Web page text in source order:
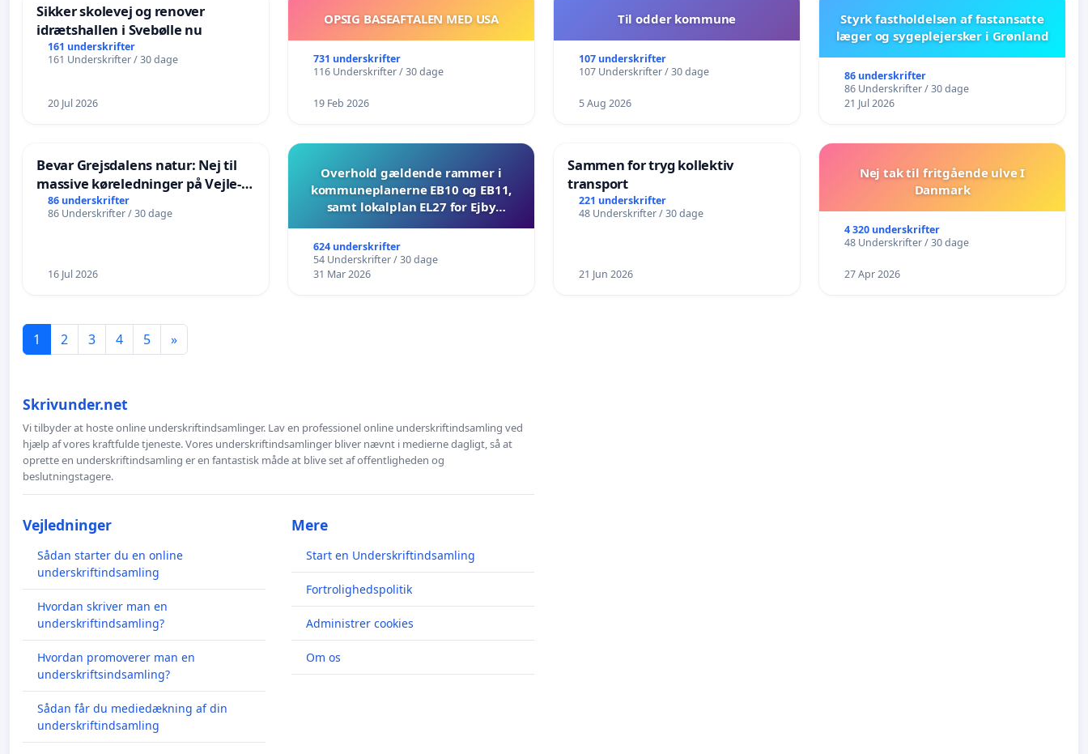
Sikker skolevej og renover
idrætshallen i Svebølle nu
161 underskrifter
161 Underskrifter / 30 dage
20 Jul 2026
OPSIG BASEAFTALEN MED USA
731 underskrifter
116 Underskrifter / 30 dage
19 Feb 2026
Til odder kommune
107 underskrifter
107 Underskrifter / 30 dage
5 Aug 2026
Styrk fastholdelsen af fastansatte
læger og sygeplejersker i Grønland
86 underskrifter
86 Underskrifter / 30 dage
21 Jul 2026
Bevar Grejsdalens natur: Nej til
massive køreledninger på Vejle-
Struer-banen
86 underskrifter
86 Underskrifter / 30 dage
16 Jul 2026
Overhold gældende rammer i
kommuneplanerne EB10 og EB11,
samt lokalplan EL27 for Ejby
624 underskrifter
54 Underskrifter / 30 dage
31 Mar 2026
Sammen for tryg kollektiv
transport
221 underskrifter
48 Underskrifter / 30 dage
21 Jun 2026
Nej tak til fritgående ulve I
Danmark
4 320 underskrifter
48 Underskrifter / 30 dage
27 Apr 2026
1 2 3 4 5 »
Skrivunder.net
Vi tilbyder at hoste online underskriftindsamlinger. Lav en professionel online underskriftindsamling ved
hjælp af vores kraftfulde tjeneste. Vores underskriftindsamlinger bliver nævnt i medierne dagligt, så at
oprette en underskriftindsamling er en fantastisk måde at blive set af offentligheden og
beslutningstagere.
Vejledninger
Sådan starter du en online
underskriftindsamling
Hvordan skriver man en
underskriftindsamling?
Hvordan promoverer man en
underskriftsindsamling?
Sådan får du mediedækning af din
underskriftindsamling
Mere
Start en Underskriftindsamling
Fortrolighedspolitik
Administrer cookies
Om os